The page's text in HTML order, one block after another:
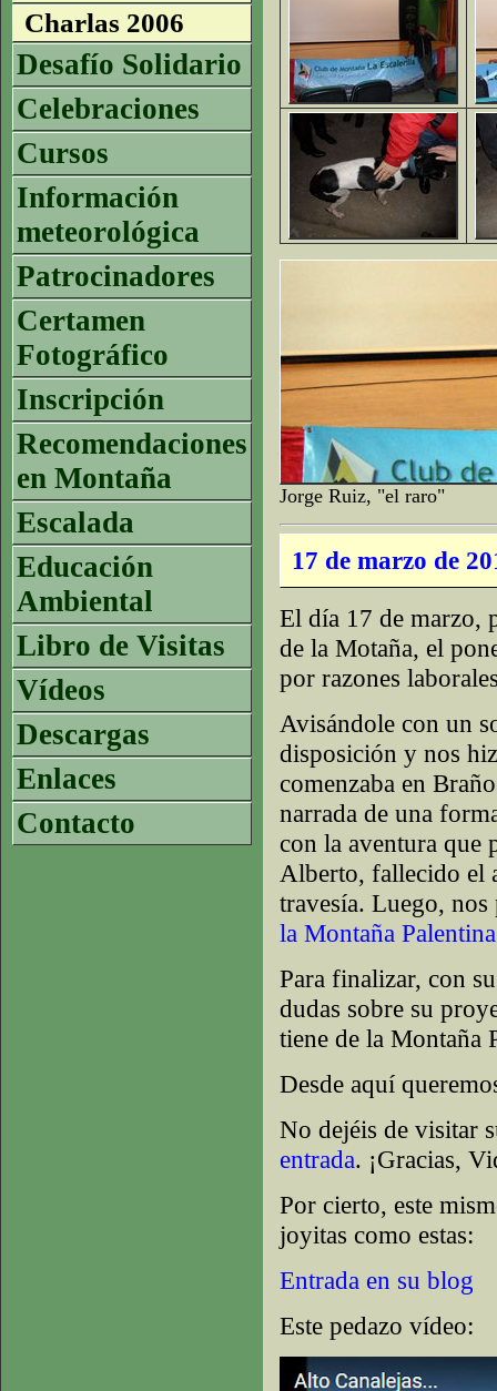
Charlas 2006
Desafío Solidario
Celebraciones
Cursos
Información
meteorológica
Patrocinadores
Certamen
Fotográfico
Inscripción
Recomendaciones
en Montaña
Escalada
Educación
Ambiental
Libro de Visitas
Vídeos
Descargas
Enlaces
Contacto
Jorge Ruiz, "el raro"
17 de marzo de
El día 17 de marzo,
de la Motaña, el
por razones
Avisándole con un
disposición y nos
comenzaba en
narrada de una
con la aventura que
Alberto, fallecido el
travesía. Luego,
la Montaña Palentina
Para finalizar, con
dudas sobre su
tiene de la Montaña
Desde aquí
No dejéis de visitar
entrada. ¡Gracias,
Por cierto, este
joyitas como estas:
Entrada en su blog
Este pedazo vídeo: